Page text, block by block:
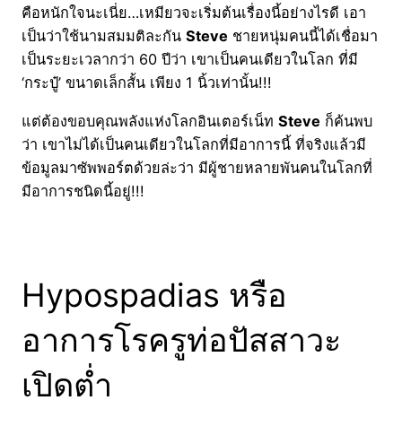
คือหนักใจนะเนี่ย…เหมียวจะเริ่มต้นเรื่องนี้อย่างไรดี เอา
เป็นว่าใช้นามสมมติละกัน Steve ชายหนุ่มคนนี้ได้เชื่อมา
เป็นระยะเวลากว่า 60 ปีว่า เขาเป็นคนเดียวในโลก ที่มี
‘กระปู๋’ ขนาดเล็กสั้น เพียง 1 นิ้วเท่านั้น!!!
แต่ต้องขอบคุณพลังแห่งโลกอินเตอร์เน็ท Steve ก็ค้นพบ
ว่า เขาไม่ได้เป็นคนเดียวในโลกที่มีอาการนี้ ที่จริงแล้วมี
ข้อมูลมาซัพพอร์ตด้วยล่ะว่า มีผู้ชายหลายพันคนในโลกที่
มีอาการชนิดนี้อยู่!!!
Hypospadias หรือ
อาการโรครูท่อปัสสาวะ
เปิดต่ำ